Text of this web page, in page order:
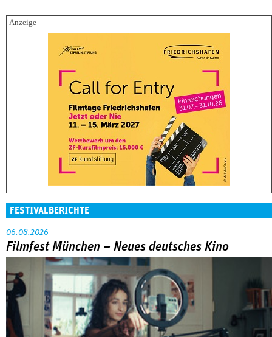
FESTIVALBERICHTE
06.08.2026
Filmfest München – Neues deutsches Kino